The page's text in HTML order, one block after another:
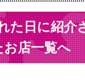
た日に紹介
お店一覧へ